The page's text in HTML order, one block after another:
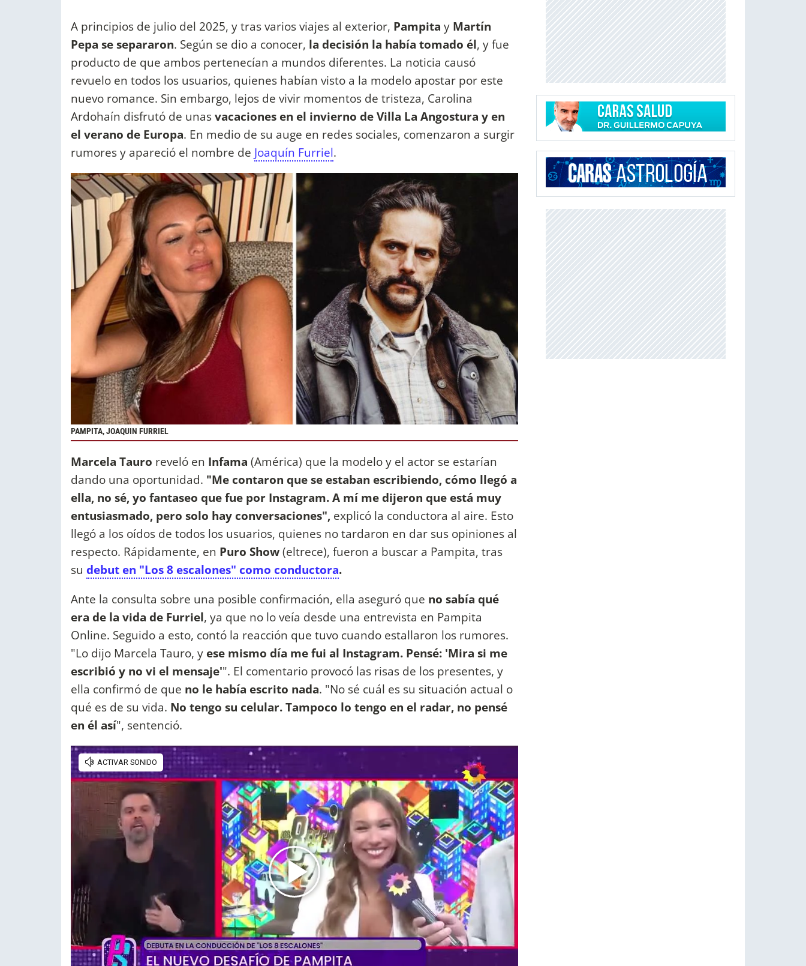
A principios de julio del 2025, y tras varios viajes al exterior, Pampita y Martín
Pepa se separaron. Según se dio a conocer, la decisión la había tomado él, y fue
producto de que ambos pertenecían a mundos diferentes. La noticia causó
revuelo en todos los usuarios, quienes habían visto a la modelo apostar por este
nuevo romance. Sin embargo, lejos de vivir momentos de tristeza, Carolina
Ardohaín disfrutó de unasvacaciones en el invierno de Villa La Angostura y en
el verano de Europa. En medio de su auge en redes sociales, comenzaron a surgir
rumores y apareció el nombre de Joaquín Furriel.
PAMPITA, JOAQUIN FURRIEL
Marcela Tauro reveló en Infama (América) que la modelo y el actor se estarían
dando una oportunidad. "Me contaron que se estaban escribiendo, cómo llegó a
ella, no sé, yo fantaseo que fue por Instagram. A mí me dijeron que está muy
entusiasmado, pero solo hay conversaciones", explicó la conductora al aire. Esto
llegó a los oídos de todos los usuarios, quienes no tardaron en dar sus opiniones al
respecto. Rápidamente, en Puro Show(eltrece), fueron a buscar a Pampita, tras
su debut en "Los 8 escalones" como conductora.
Ante la consulta sobre una posible confirmación, ella aseguró que no sabía qué
era de la vida de Furriel, ya que no lo veía desde una entrevista en Pampita
Online. Seguido a esto, contó la reacción que tuvo cuando estallaron los rumores.
"Lo dijo Marcela Tauro, y ese mismo día me fui al Instagram. Pensé: 'Mira si me
escribió y no vi el mensaje'". El comentario provocó las risas de los presentes, y
ella confirmó de que no le había escrito nada. "No sé cuál es su situación actual o
qué es de su vida. No tengo su celular. Tampoco lo tengo en el radar, no pensé
en él así", sentenció.